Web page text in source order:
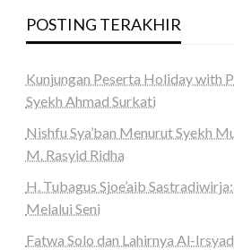
POSTING TERAKHIR
Kunjungan Peserta Holiday with
Syekh Ahmad Surkati
Nishfu Sya’ban Menurut Syekh
M. Rasyid Ridha
H. Tubagus Sjoe’aib
Melalui Seni
Fatwa Solo dan Lahirnya Al-